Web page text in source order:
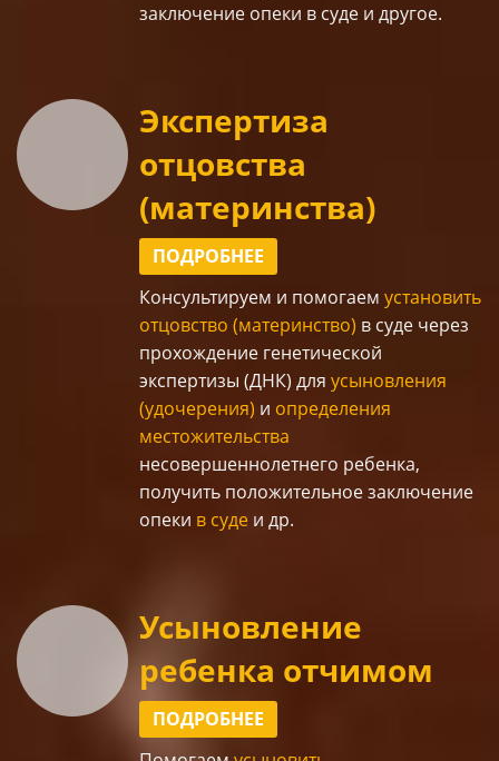
заключение опеки в суде и другое.
Экспертиза
отцовства
(материнства)
ПОДРОБНЕЕ
Консультируем и помогаем установить
отцовство (материнство) в суде через
прохождение генетической
экспертизы (ДНК) для усыновления
(удочерения) и определения
местожительства
несовершеннолетнего ребенка,
получить положительное заключение
опеки в суде и др.
Усыновление
ребенка отчимом
ПОДРОБНЕЕ